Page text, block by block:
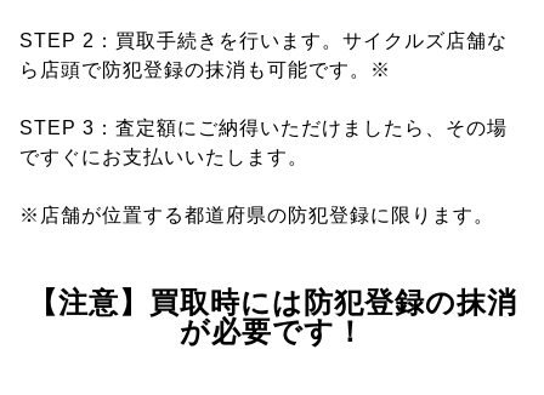
STEP 2：買取手続きを行います。サイクルズ店舗な
ら店頭で防犯登録の抹消も可能です。※
STEP 3：査定額にご納得いただけましたら、その場
ですぐにお支払いいたします。
※店舗が位置する都道府県の防犯登録に限ります。
【注意】買取時には防犯登録の抹消
が必要です！